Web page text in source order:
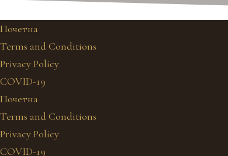
Почетна
Terms and Conditions
Privacy Policy
COVID-19
Почетна
Terms and Conditions
Privacy Policy
COVID-19